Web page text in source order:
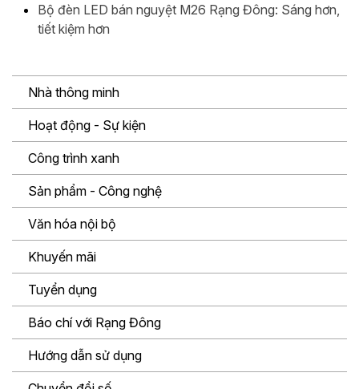
Bộ đèn LED bán nguyệt M26 Rạng Đông: Sáng hơn,
tiết kiệm hơn
Nhà thông minh
Hoạt động - Sự kiện
Công trình xanh
Sản phẩm - Công nghệ
Văn hóa nội bộ
Khuyến mãi
Tuyển dụng
Báo chí với Rạng Đông
Hướng dẫn sử dụng